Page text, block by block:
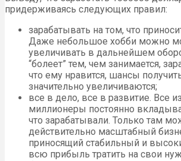
придерживаясь следующих правил:
зарабатывать на том, что
Даже небольшое хобби можно
увеличивать в дальнейшем
“болеет” тем, чем занимается,
что ему нравится, шансы
значительно увеличиваются;
все в дело, все в развитие. Все
миллионеры постоянно
что зарабатывали. Только там
действительно масштабный
приносящий стабильный и
всю прибыль тратить на свои